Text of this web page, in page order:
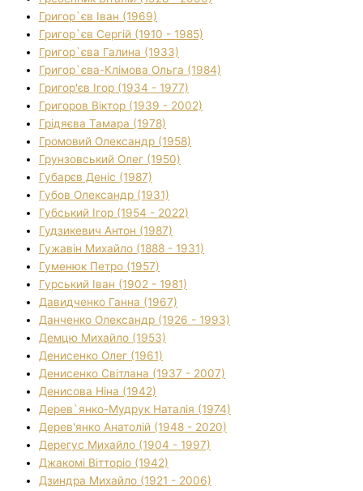
Григор`єв Іван (1969)
Григор`єв Сергій (1910 - 1985)
Григор`єва Галина (1933)
Григор`єва-Клімова Ольга (1984)
Григор'єв Ігор (1934 - 1977)
Григоров Віктор (1939 - 2002)
Грідяєва Тамара (1978)
Громовий Олександр (1958)
Грунзовський Олег (1950)
Губарєв Деніс (1987)
Губов Олександр (1931)
Губський Ігор (1954 - 2022)
Гудзикевич Антон (1987)
Гужавін Михайло (1888 - 1931)
Гуменюк Петро (1957)
Гурський Іван (1902 - 1981)
Давидченко Ганна (1967)
Данченко Олександр (1926 - 1993)
Демцю Михайло (1953)
Денисенко Олег (1961)
Денисенко Світлана (1937 - 2007)
Денисова Ніна (1942)
Дерев`янко-Мудрук Наталія (1974)
Дерев'янко Анатолій (1948 - 2020)
Дерегус Михайло (1904 - 1997)
Джакомі Вітторіо (1942)
Дзиндра Михайло (1921 - 2006)